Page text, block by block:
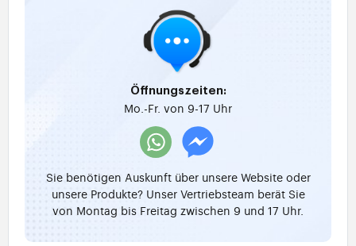
Öffnungszeiten:
Mo.-Fr. von 9-17 Uhr
Sie benötigen Auskunft über unsere Website oder
unsere Produkte? Unser Vertriebsteam berät Sie
von Montag bis Freitag zwischen 9 und 17 Uhr.